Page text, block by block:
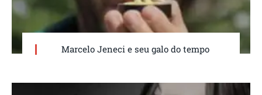
Marcelo Jeneci e seu galo do tempo